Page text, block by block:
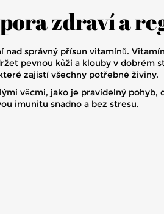
zdraví a
správný přísun vitamínů.
pevnou kůži a klouby v dobrém
zajistí všechny potřebné živiny.
věcmi, jako je pravidelný pohyb,
imunitu snadno a bez stresu.